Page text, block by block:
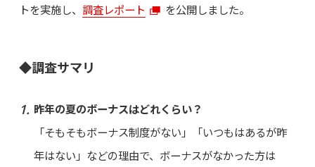
トを実施し、 調査レポート を公開しました。
◆調査サマリ
昨年の夏のボーナスはどれくらい？
「そもそもボーナス制度がない」「いつもはあるが昨
年はない」などの理由で、ボーナスがなかった方は